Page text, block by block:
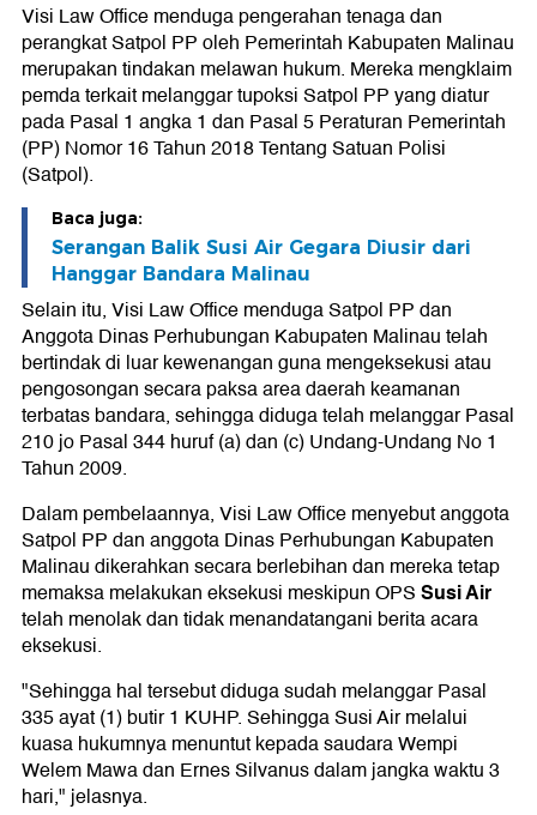
Visi Law Office menduga pengerahan tenaga dan
perangkat Satpol PP oleh Pemerintah Kabupaten Malinau
merupakan tindakan melawan hukum. Mereka mengklaim
pemda terkait melanggar tupoksi Satpol PP yang diatur
pada Pasal 1 angka 1 dan Pasal 5 Peraturan Pemerintah
(PP) Nomor 16 Tahun 2018 Tentang Satuan Polisi
(Satpol).
Baca juga:
Serangan Balik Susi Air Gegara Diusir dari
Hanggar Bandara Malinau
Selain itu, Visi Law Office menduga Satpol PP dan
Anggota Dinas Perhubungan Kabupaten Malinau telah
bertindak di luar kewenangan guna mengeksekusi atau
pengosongan secara paksa area daerah keamanan
terbatas bandara, sehingga diduga telah melanggar Pasal
210 jo Pasal 344 huruf (a) dan (c) Undang-Undang No 1
Tahun 2009.
Dalam pembelaannya, Visi Law Office menyebut anggota
Satpol PP dan anggota Dinas Perhubungan Kabupaten
Malinau dikerahkan secara berlebihan dan mereka tetap
memaksa melakukan eksekusi meskipun OPSSusi Air
telah menolak dan tidak menandatangani berita acara
eksekusi.
"Sehingga hal tersebut diduga sudah melanggar Pasal
335 ayat (1) butir 1 KUHP. Sehingga Susi Air melalui
kuasa hukumnya menuntut kepada saudara Wempi
Welem Mawa dan Ernes Silvanus dalam jangka waktu 3
hari," jelasnya.